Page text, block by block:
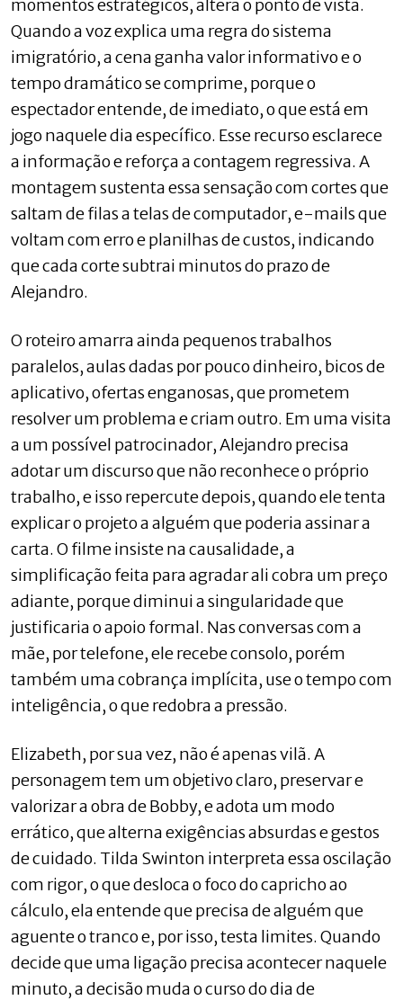
momentos estratégicos, altera o ponto de vista.
Quando a voz explica uma regra do sistema
imigratório, a cena ganha valor informativo e o
tempo dramático se comprime, porque o
espectador entende, de imediato, o que está em
jogo naquele dia específico. Esse recurso esclarece
a informação e reforça a contagem regressiva. A
montagem sustenta essa sensação com cortes que
saltam de filas a telas de computador, e-mails que
voltam com erro e planilhas de custos, indicando
que cada corte subtrai minutos do prazo de
Alejandro.
O roteiro amarra ainda pequenos trabalhos
paralelos, aulas dadas por pouco dinheiro, bicos de
aplicativo, ofertas enganosas, que prometem
resolver um problema e criam outro. Em uma visita
a um possível patrocinador, Alejandro precisa
adotar um discurso que não reconhece o próprio
trabalho, e isso repercute depois, quando ele tenta
explicar o projeto a alguém que poderia assinar a
carta. O filme insiste na causalidade, a
simplificação feita para agradar ali cobra um preço
adiante, porque diminui a singularidade que
justificaria o apoio formal. Nas conversas com a
mãe, por telefone, ele recebe consolo, porém
também uma cobrança implícita, use o tempo com
inteligência, o que redobra a pressão.
Elizabeth, por sua vez, não é apenas vilã. A
personagem tem um objetivo claro, preservar e
valorizar a obra de Bobby, e adota um modo
errático, que alterna exigências absurdas e gestos
de cuidado. Tilda Swinton interpreta essa oscilação
com rigor, o que desloca o foco do capricho ao
cálculo, ela entende que precisa de alguém que
aguente o tranco e, por isso, testa limites. Quando
decide que uma ligação precisa acontecer naquele
minuto, a decisão muda o curso do dia de